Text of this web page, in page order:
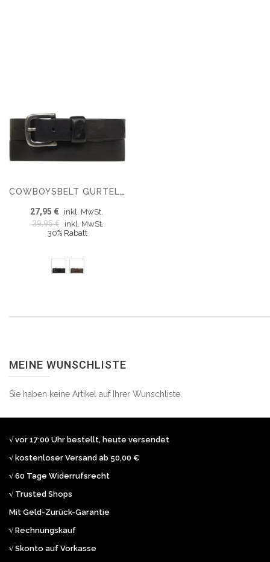
COWBOYSBELT GÜRTEL 302001
27,95 € inkl. MwSt.
39,95 €
inkl. MwSt.
30% Rabatt
MEINE WUNSCHLISTE
Sie haben keine Artikel auf Ihrer Wunschliste.
√ vor 17:00 Uhr bestellt, heute versendet
√ kostenloser Versand ab 50,00 €
√ 60 Tage Widerrufsrecht
√ Trusted Shops
Mit Geld-Zurück-Garantie
√ Rechnungskauf
√ Skonto auf Vorkasse